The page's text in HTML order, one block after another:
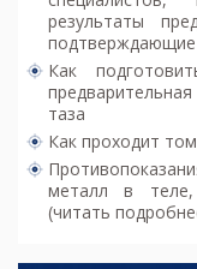
результаты
подтверждающие
Как
предварительная
таза
Как проходит
металл в теле,
(читать